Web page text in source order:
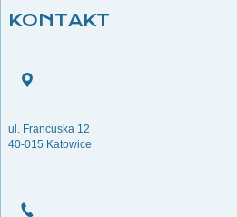
KONTAKT
ul. Francuska 12
40-015 Katowice